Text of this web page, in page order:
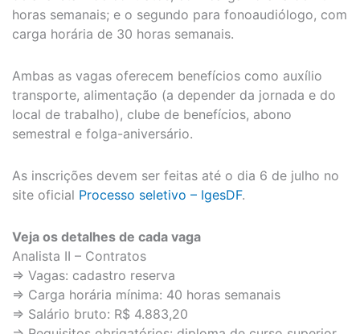
horas semanais; e o segundo para fonoaudiólogo, com
carga horária de 30 horas semanais.
Ambas as vagas oferecem benefícios como auxílio
transporte, alimentação (a depender da jornada e do
local de trabalho), clube de benefícios, abono
semestral e folga-aniversário.
As inscrições devem ser feitas até o dia 6 de julho no
site oficial Processo seletivo – IgesDF.
Veja os detalhes de cada vaga
Analista II – Contratos
⇒ Vagas: cadastro reserva
⇒ Carga horária mínima: 40 horas semanais
⇒ Salário bruto: R$ 4.883,20